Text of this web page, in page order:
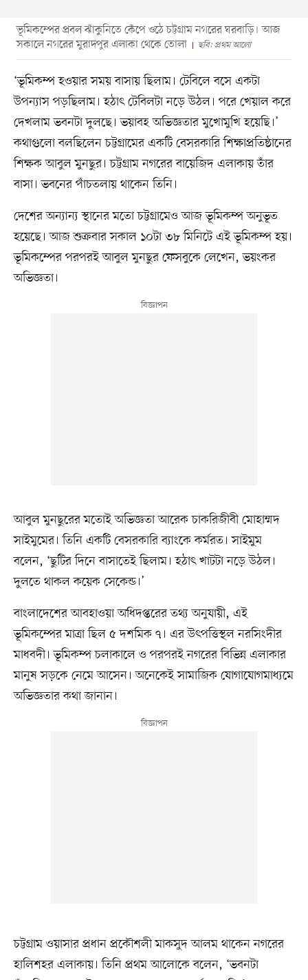
ভূমিকম্পের প্রবল ঝাঁকুনিতে কেঁপে ওঠে চট্টগ্রাম নগরের ঘরবাড়ি। আজ
সকালে নগরের মুরাদপুর এলাকা থেকে তোলা
ছবি: প্রথম আলো
‘ভূমিকম্প হওয়ার সময় বাসায় ছিলাম। টেবিলে বসে একটা
উপন্যাস পড়ছিলাম। হঠাৎ টেবিলটা নড়ে উঠল। পরে খেয়াল করে
দেখলাম ভবনটা দুলছে। ভয়াবহ অভিজ্ঞতার মুখোমুখি হয়েছি।’
কথাগুলো বলছিলেন চট্টগ্রামের একটি বেসরকারি শিক্ষাপ্রতিষ্ঠানের
শিক্ষক আবুল মুনছুর। চট্টগ্রাম নগরের বায়েজিদ এলাকায় তাঁর
বাসা। ভবনের পাঁচতলায় থাকেন তিনি।
দেশের অন্যান্য স্থানের মতো চট্টগ্রামেও আজ ভূমিকম্প অনুভূত
হয়েছে। আজ শুক্রবার সকাল ১০টা ৩৮ মিনিটে এই ভূমিকম্প হয়।
ভূমিকম্পের পরপরই আবুল মুনছুর ফেসবুকে লেখেন, ভয়ংকর
অভিজ্ঞতা।
আবুল মুনছুরের মতোই অভিজ্ঞতা আরেক চাকরিজীবী মোহাম্মদ
সাইমুমের। তিনি একটি বেসরকারি ব্যাংকে কর্মরত। সাইমুম
বলেন, ‘ছুটির দিনে বাসাতেই ছিলাম। হঠাৎ খাটটা নড়ে উঠল।
দুলতে থাকল কয়েক সেকেন্ড।’
বাংলাদেশের আবহাওয়া অধিদপ্তরের তথ্য অনুযায়ী, এই
ভূমিকম্পের মাত্রা ছিল ৫ দশমিক ৭। এর উৎপত্তিস্থল নরসিংদীর
মাধবদী। ভূমিকম্প চলাকালে ও পরপরই নগরের বিভিন্ন এলাকার
মানুষ সড়কে নেমে আসেন। অনেকেই সামাজিক যোগাযোগমাধ্যমে
অভিজ্ঞতার কথা জানান।
চট্টগ্রাম ওয়াসার প্রধান প্রকৌশলী মাকসুদ আলম থাকেন নগরের
হালিশহর এলাকায়। তিনি প্রথম আলোকে বলেন, ‘ভবনটা